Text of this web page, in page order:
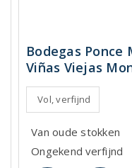
Bodegas Ponce
Viñas Viejas
Vol, verfijnd
Van oude stokken
Ongekend verfijnd